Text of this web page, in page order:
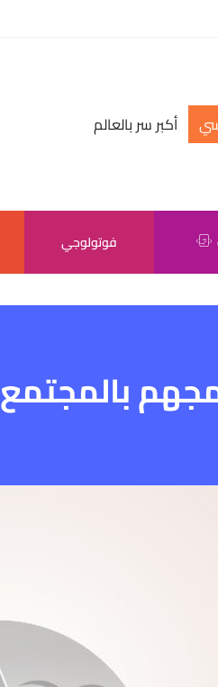
أكبر سر بالعالم
فوتولوجي
بالمجتمع